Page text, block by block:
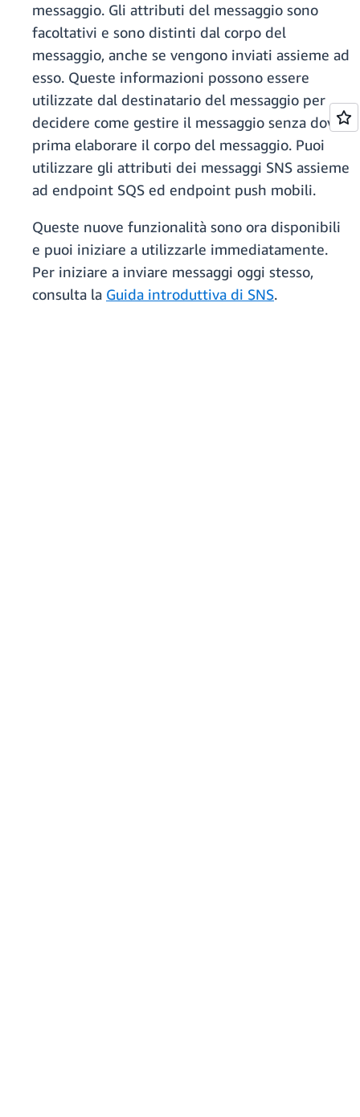
messaggio. Gli attributi del messaggio sono
facoltativi e sono distinti dal corpo del
messaggio, anche se vengono inviati assieme ad
esso. Queste informazioni possono essere
utilizzate dal destinatario del messaggio per
decidere come gestire il messaggio senza dover
prima elaborare il corpo del messaggio. Puoi
utilizzare gli attributi dei messaggi SNS assieme
ad endpoint SQS ed endpoint push mobili.
Queste nuove funzionalità sono ora disponibili
e puoi iniziare a utilizzarle immediatamente.
Per iniziare a inviare messaggi oggi stesso,
consulta la Guida introduttiva di SNS.